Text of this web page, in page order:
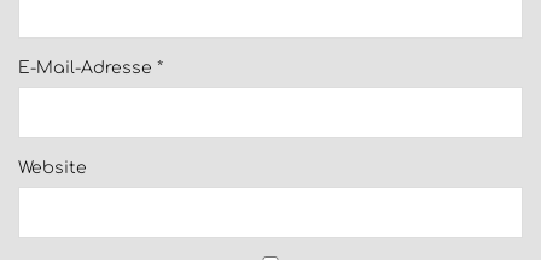
E-Mail-Adresse *
Website